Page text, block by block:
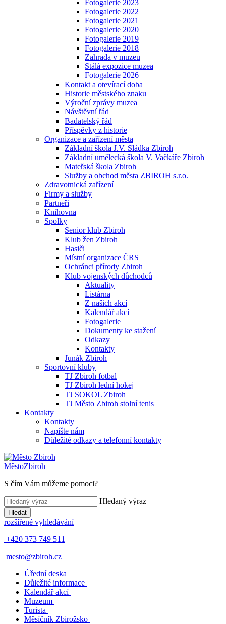
Fotogalerie 2023
Fotogalerie 2022
Fotogalerie 2021
Fotogalerie 2020
Fotogalerie 2019
Fotogalerie 2018
Zahrada v muzeu
Stálá expozice muzea
Fotogalerie 2026
Kontakt a otevírací doba
Historie městského znaku
Výroční zprávy muzea
Návštěvní řád
Badatelský řád
Příspěvky z historie
Organizace a zařízení města
Základní škola J.V. Sládka Zbiroh
Základní umělecká škola V. Vačkáře Zbiroh
Mateřská škola Zbiroh
Služby a obchod města ZBIROH s.r.o.
Zdravotnická zařízení
Firmy a služby
Partneři
Knihovna
Spolky
Senior klub Zbiroh
Klub žen Zbiroh
Hasiči
Místní organizace ČRS
Ochránci přírody Zbiroh
Klub vojenských důchodců
Aktuality
Listárna
Z našich akcí
Kalendář akcí
Fotogalerie
Dokumenty ke stažení
Odkazy
Kontakty
Junák Zbiroh
Sportovní kluby
TJ Zbiroh fotbal
TJ Zbiroh lední hokej
TJ SOKOL Zbiroh
TJ Město Zbiroh stolní tenis
Kontakty
Kontakty
Napište nám
Důležité odkazy a telefonní kontakty
MěstoZbiroh
S čím Vám můžeme pomoci?
Hledaný výraz
Hledat
rozšířené vyhledávání
+420 373 749 511
mesto@zbiroh.cz
Úřední deska
Důležité informace
Kalendář akcí
Muzeum
Turista
Měsíčník Zbirožsko